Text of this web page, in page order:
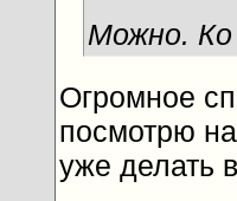
Можно. Ко
Огромное
посмотрю
уже делать